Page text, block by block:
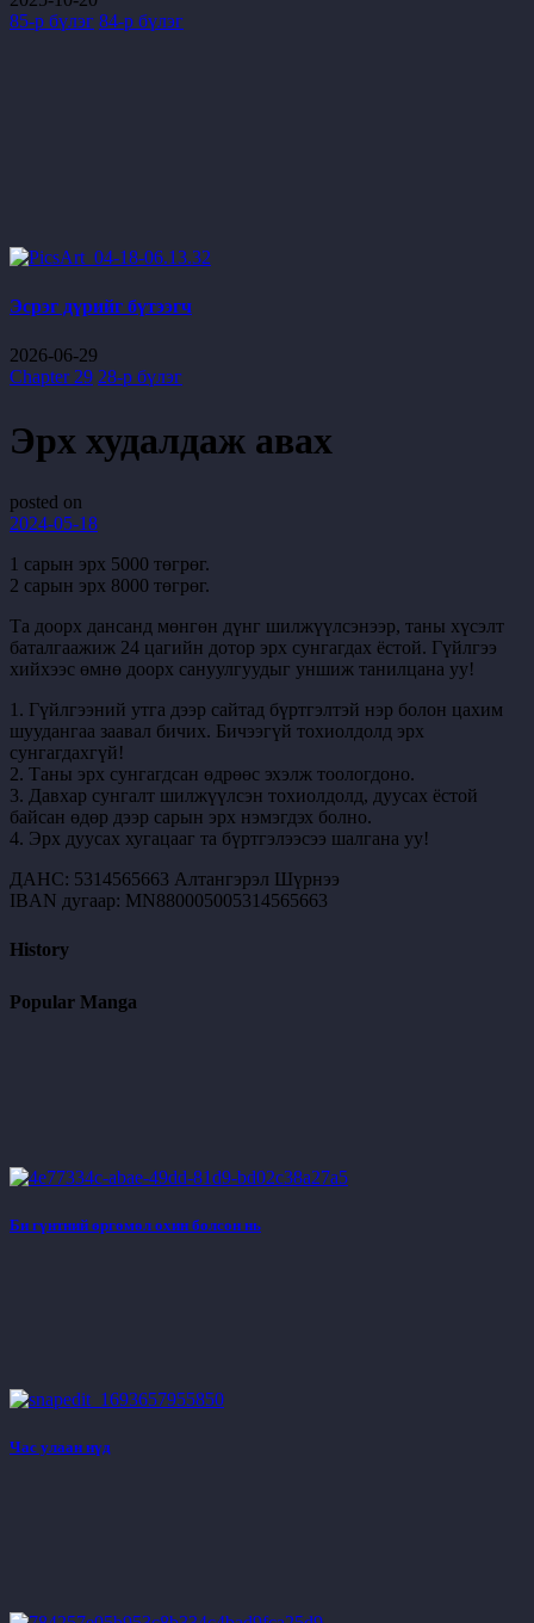
85-р бүлэг 84-р бүлэг
Эсрэг дүрийг бүтээгч
2026-06-29
Chapter 29 28-р бүлэг
Эрх худалдаж авах
posted on
2024-05-18
1 сарын эрх 5000 төгрөг.
2 сарын эрх 8000 төгрөг.
Та доорх дансанд мөнгөн дүнг шилжүүлсэнээр, таны хүсэлт
баталгаажиж 24 цагийн дотор эрх сунгагдах ёстой. Гүйлгээ
хийхээс өмнө доорх сануулгуудыг уншиж танилцана уу!
1. Гүйлгээний утга дээр сайтад бүртгэлтэй нэр болон цахим
шуудангаа заавал бичих. Бичээгүй тохиолдолд эрх
сунгагдахгүй!
2. Таны эрх сунгагдсан өдрөөс эхэлж тоологдоно.
3. Давхар сунгалт шилжүүлсэн тохиолдолд, дуусах ёстой
байсан өдөр дээр сарын эрх нэмэгдэх болно.
4. Эрх дуусах хугацааг та бүртгэлээсээ шалгана уу!
ДАНС: 5314565663 Алтангэрэл Шүрнээ
IBAN дугаар: MN880005005314565663
History
Popular Manga
Би гүнтний өргөмөл охин болсон нь
Час улаан нүд